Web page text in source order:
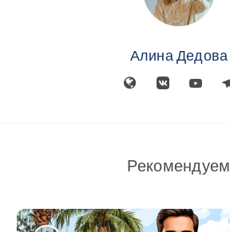
Алина Дедова
Рекомендуем